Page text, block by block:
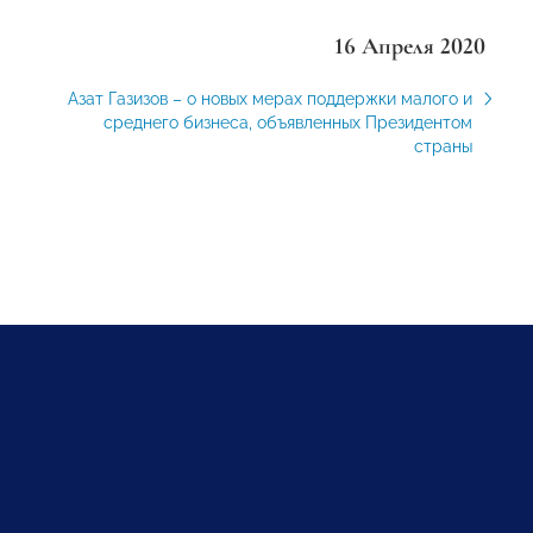
16 Апреля 2020
Азат Газизов – о новых мерах поддержки малого и
среднего бизнеса, объявленных Президентом
страны